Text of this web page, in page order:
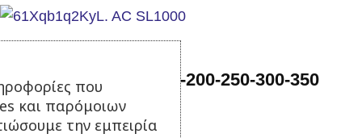
Χειρόμιζα Stihl FS120-200-250-300-350
Aftermarket
που
και παρόμοιων
την εμπειρία